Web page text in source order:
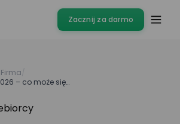
Zacznij za darmo
Firma
– co może się…